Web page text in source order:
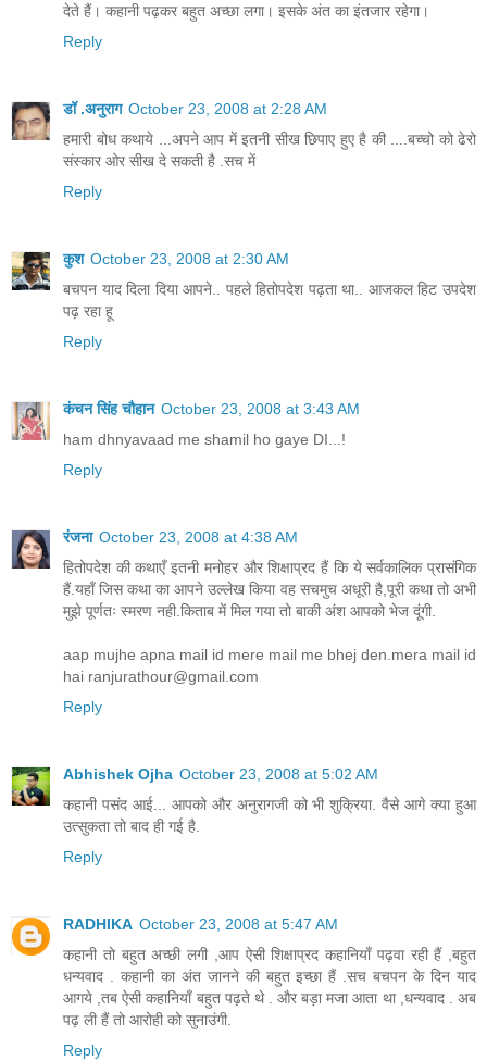
देते हैं। कहानी पढ़कर बहुत अच्छा लगा। इसके अंत का इंतजार रहेगा।
Reply
डॉ .अनुराग October 23, 2008 at 2:28 AM
हमारी बोध कथाये ...अपने आप में इतनी सीख छिपाए हुए है की ....बच्चो को ढेरो
संस्कार ओर सीख दे सकती है .सच में
Reply
कुश October 23, 2008 at 2:30 AM
बचपन याद दिला दिया आपने.. पहले हितोपदेश पढ़ता था.. आजकल हिट उपदेश
पढ़ रहा हू
Reply
कंचन सिंह चौहान October 23, 2008 at 3:43 AM
ham dhnyavaad me shamil ho gaye DI...!
Reply
रंजना October 23, 2008 at 4:38 AM
हितोपदेश की कथाएँ इतनी मनोहर और शिक्षाप्रद हैं कि ये सर्वकालिक प्रासंगिक
हैं.यहाँ जिस कथा का आपने उल्लेख किया वह सचमुच अधूरी है,पूरी कथा तो अभी
मुझे पूर्णतः स्मरण नही.किताब में मिल गया तो बाकी अंश आपको भेज दूंगी.
aap mujhe apna mail id mere mail me bhej den.mera mail id
hai ranjurathour@gmail.com
Reply
Abhishek Ojha October 23, 2008 at 5:02 AM
कहानी पसंद आई... आपको और अनुरागजी को भी शुक्रिया. वैसे आगे क्या हुआ
उत्सुकता तो बाद ही गई है.
Reply
RADHIKA October 23, 2008 at 5:47 AM
कहानी तो बहुत अच्छी लगी ,आप ऐसी शिक्षाप्रद कहानियाँ पढ़वा रही हैं ,बहुत
धन्यवाद . कहानी का अंत जानने की बहुत इच्छा हैं .सच बचपन के दिन याद
आगये ,तब ऐसी कहानियाँ बहुत पढ़ते थे . और बड़ा मजा आता था ,धन्यवाद . अब
पढ़ ली हैं तो आरोही को सुनाउंगी.
Reply